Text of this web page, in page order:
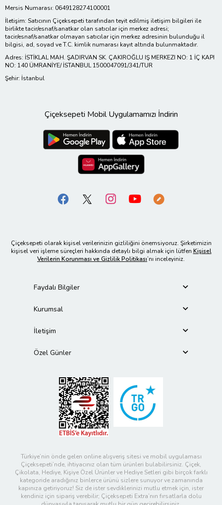
Mersis Numarası: 0649128274100001
İletişim: Satıcının Çiçeksepeti tarafından teyit edilmiş iletişim bilgileri ile
birlikte tacir/esnaf/sanatkar olan satıcılar için merkez adresi;
tacir/esnaf/sanatkar olmayan satıcılar için merkez adresinin bulunduğu il
bilgisi, ad, soyad ve T.C. kimlik numarası kayıt altında bulunmaktadır.
Adres: İSTİKLAL MAH. ŞADIRVAN SK. ÇAKIROĞLU IŞ MERKEZI NO: 1 İÇ KAPI
NO: 140 ÜMRANİYE/ İSTANBUL 1500047091/341/TUR
Şehir: İstanbul
Çiçeksepeti Mobil Uygulamamızı İndirin
Çiçeksepeti olarak kişisel verilerinizin gizliliğini önemsiyoruz. Şirketimizin
kişisel veri işleme süreçleri hakkında detaylı bilgi almak için lütfen Kişisel
Verilerin Korunması ve Gizlilik Politikası’nı inceleyiniz.
Faydalı Bilgiler
Kurumsal
İletişim
Özel Günler
Türkiye’nin önde gelen online alışveriş sitesi ve mobil uygulaması
Çiçeksepeti’nde, ihtiyacınız olan tüm ürünleri bulabilirsiniz. Çiçek,
Çikolata, Hediye, Kişiye Özel Ürünler ve Hediye Setleri gibi birçok farklı
kategoride aradığınız binlerce ürünü sizlere sunuyor ve zamanında
kapınıza getiriyoruz! Siz de ister sevdiklerinizi mutlu etmek için, ister
kendiniz için sipariş verebilir; Çiçeksepeti Extra’nın fırsatlarla dolu